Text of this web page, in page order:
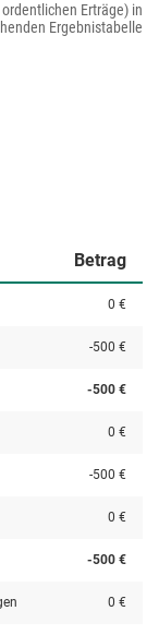
Erträge) in
Ergebnistabelle
Betrag
0 €
-500 €
-500 €
0 €
-500 €
0 €
-500 €
0 €